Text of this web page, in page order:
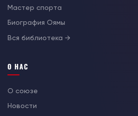
Мастер спорта
Биография Оямы
Вся библиотека →
О НАС
О союзе
Новости